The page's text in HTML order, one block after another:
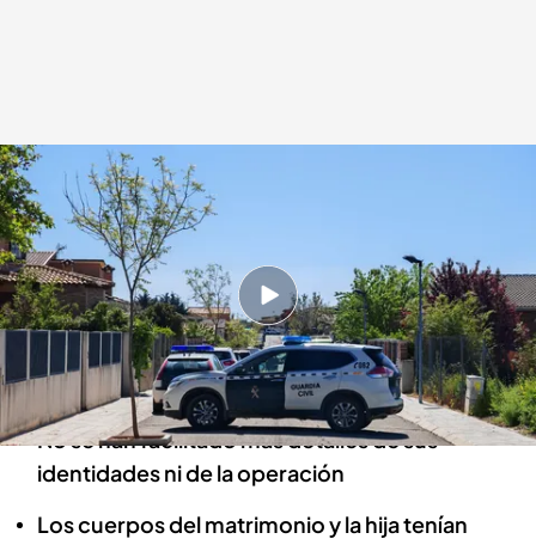
Varias personas detenidas por las tres muertes de Chiloeches
Redacción digital Noticias Cuatro
14 ABR 2024 - 21:27h.
La Guardia Civil ha detenido a varias personas
relacionadas con el triple crimen de
Chiloeches
No se han facilitado más detalles de sus
identidades ni de la operación
Los cuerpos del matrimonio y la hija tenían